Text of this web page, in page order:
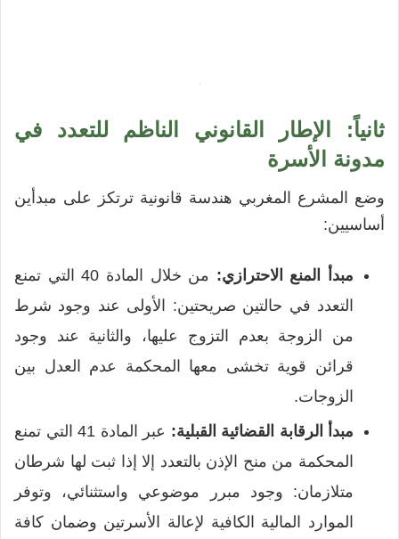
ثانياً: الإطار القانوني الناظم للتعدد في
مدونة الأسرة
وضع المشرع المغربي هندسة قانونية ترتكز على مبدأين
أساسيين:
مبدأ المنع الاحترازي:
من خلال المادة 40 التي تمنع
التعدد في حالتين صريحتين: الأولى عند وجود شرط
من الزوجة بعدم التزوج عليها، والثانية عند وجود
قرائن قوية تخشى معها المحكمة عدم العدل بين
الزوجات.
مبدأ الرقابة القضائية القبلية:
عبر المادة 41 التي تمنع
المحكمة من منح الإذن بالتعدد إلا إذا ثبت لها شرطان
متلازمان: وجود مبرر موضوعي واستثنائي، وتوفر
الموارد المالية الكافية لإعالة الأسرتين وضمان كافة